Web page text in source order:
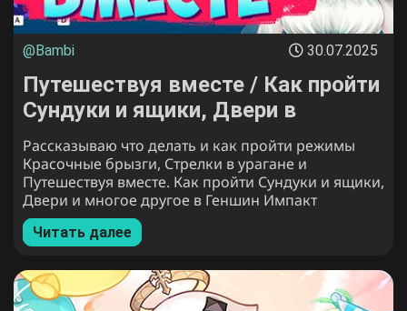
@Bambi 30.07.2025
Путешествуя вместе / Как пройти
Сундуки и ящики, Двери в
событии Лето Жара Курорт в
Genshin Impact
Рассказываю что делать и как пройти режимы
Красочные брызги, Стрелки в урагане и
Путешествуя вместе. Как пройти Сундуки и ящики,
Двери и многое другое в Геншин Импакт
Читать далее